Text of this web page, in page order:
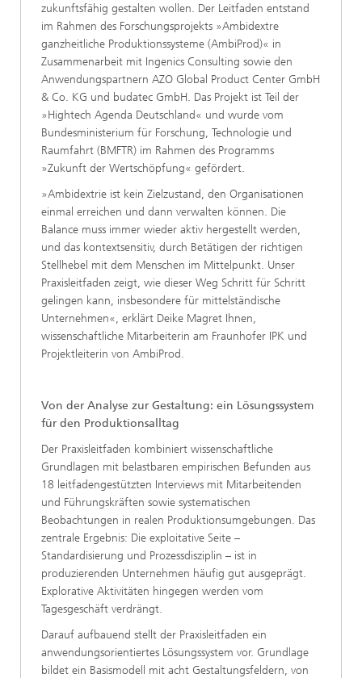
zukunftsfähig gestalten wollen. Der Leitfaden entstand
im Rahmen des Forschungsprojekts »Ambidextre
ganzheitliche Produktionssysteme (AmbiProd)« in
Zusammenarbeit mit Ingenics Consulting sowie den
Anwendungspartnern AZO Global Product Center GmbH
& Co. KG und budatec GmbH. Das Projekt ist Teil der
»Hightech Agenda Deutschland« und wurde vom
Bundesministerium für Forschung, Technologie und
Raumfahrt (BMFTR) im Rahmen des Programms
»Zukunft der Wertschöpfung« gefördert.
»Ambidextrie ist kein Zielzustand, den Organisationen
einmal erreichen und dann verwalten können. Die
Balance muss immer wieder aktiv hergestellt werden,
und das kontextsensitiv, durch Betätigen der richtigen
Stellhebel mit dem Menschen im Mittelpunkt. Unser
Praxisleitfaden zeigt, wie dieser Weg Schritt für Schritt
gelingen kann, insbesondere für mittelständische
Unternehmen«, erklärt Deike Magret Ihnen,
wissenschaftliche Mitarbeiterin am Fraunhofer IPK und
Projektleiterin von AmbiProd.
Von der Analyse zur Gestaltung: ein Lösungssystem
für den Produktionsalltag
Der Praxisleitfaden kombiniert wissenschaftliche
Grundlagen mit belastbaren empirischen Befunden aus
18 leitfadengestützten Interviews mit Mitarbeitenden
und Führungskräften sowie systematischen
Beobachtungen in realen Produktionsumgebungen. Das
zentrale Ergebnis: Die exploitative Seite –
Standardisierung und Prozessdisziplin – ist in
produzierenden Unternehmen häufig gut ausgeprägt.
Explorative Aktivitäten hingegen werden vom
Tagesgeschäft verdrängt.
Darauf aufbauend stellt der Praxisleitfaden ein
anwendungsorientiertes Lösungssystem vor. Grundlage
bildet ein Basismodell mit acht Gestaltungsfeldern, von